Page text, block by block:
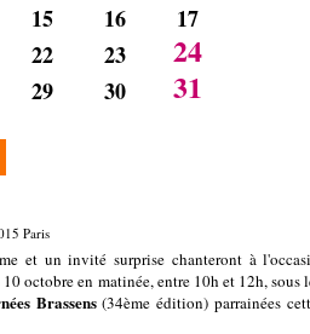
15 16 17
22 23 24
29 30 31
Paris
et un invité surprise chanteront à
octobre en matinée, entre 10h et 12h, sous
Brassens(34ème édition) parrainées